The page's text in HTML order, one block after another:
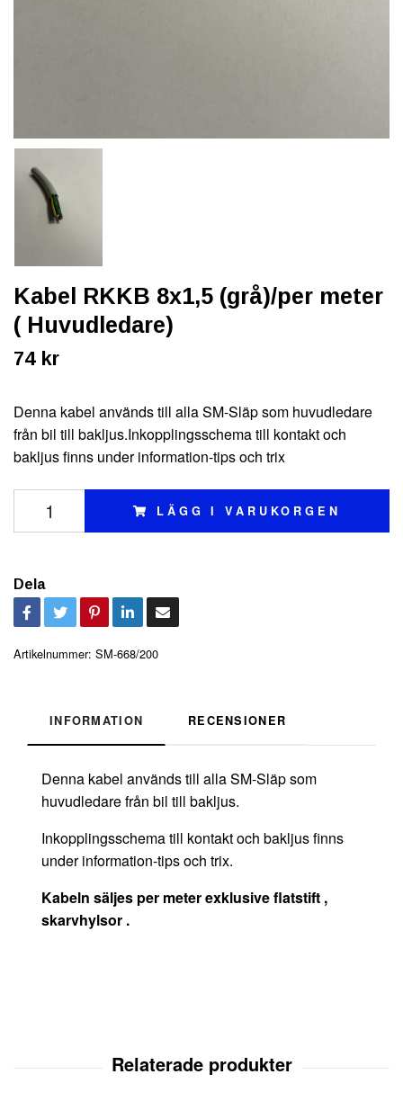
Kabel RKKB 8x1,5 (grå)/per meter
( Huvudledare)
74 kr
Denna kabel används till alla SM-Släp som huvudledare
från bil till bakljus.Inkopplingsschema till kontakt och
bakljus finns under information-tips och trix
LÄGG I VARUKORGEN
Dela
Artikelnummer: SM-668/200
INFORMATION RECENSIONER
Denna kabel används till alla SM-Släp som
huvudledare från bil till bakljus.
Inkopplingsschema till kontakt och bakljus finns
under information-tips och trix.
Kabeln säljes per meter exklusive flatstift ,
skarvhylsor .